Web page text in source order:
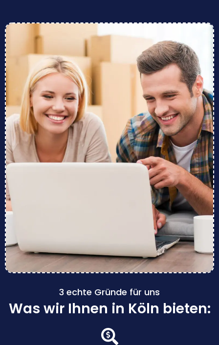
3 echte Gründe für uns
Was wir Ihnen in Köln bieten: